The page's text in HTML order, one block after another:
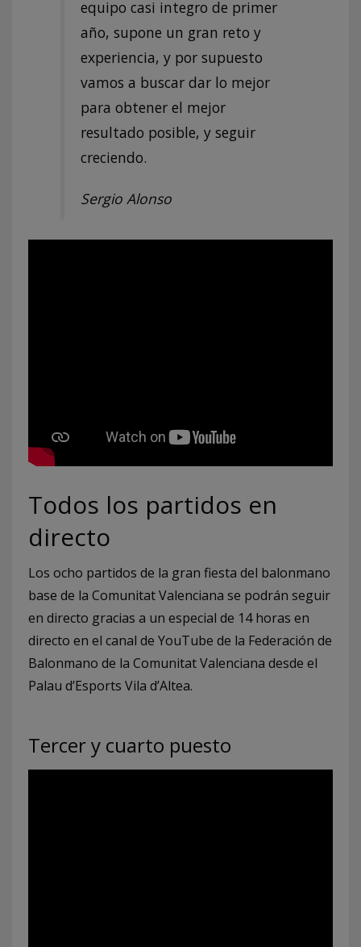
equipo casi integro de primer
año, supone un gran reto y
experiencia, y por supuesto
vamos a buscar dar lo mejor
para obtener el mejor
resultado posible, y seguir
creciendo.
Sergio Alonso
Todos los partidos en
directo
Los ocho partidos de la gran fiesta del balonmano
base de la Comunitat Valenciana se podrán seguir
en directo gracias a un especial de 14 horas en
directo en el canal de YouTube de la Federación de
Balonmano de la Comunitat Valenciana desde el
Palau d’Esports Vila d’Altea.
Tercer y cuarto puesto